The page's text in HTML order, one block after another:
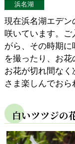
浜名湖
現在浜名湖エデ
咲いています。ご
がら、その時期
を撮ったり、お
お花が切れ間な
さま楽しんでおら
白いツツジの